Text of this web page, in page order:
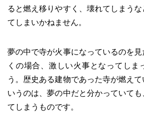
ると燃え移りやすく、壊れてしまう
てしまいかねません。
夢の中で寺が火事になっているのを
くの場合、激しい火事となってしま
う。歴史ある建物であった寺が燃え
いうのは、夢の中だと分かっていて
てしまうものです。